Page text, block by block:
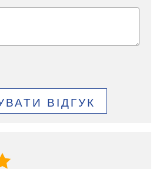
ВІДГУК